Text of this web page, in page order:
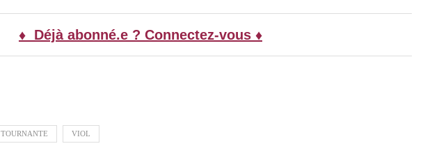
♦ Déjà abonné.e ? Connectez-vous ♦
TOURNANTE VIOL